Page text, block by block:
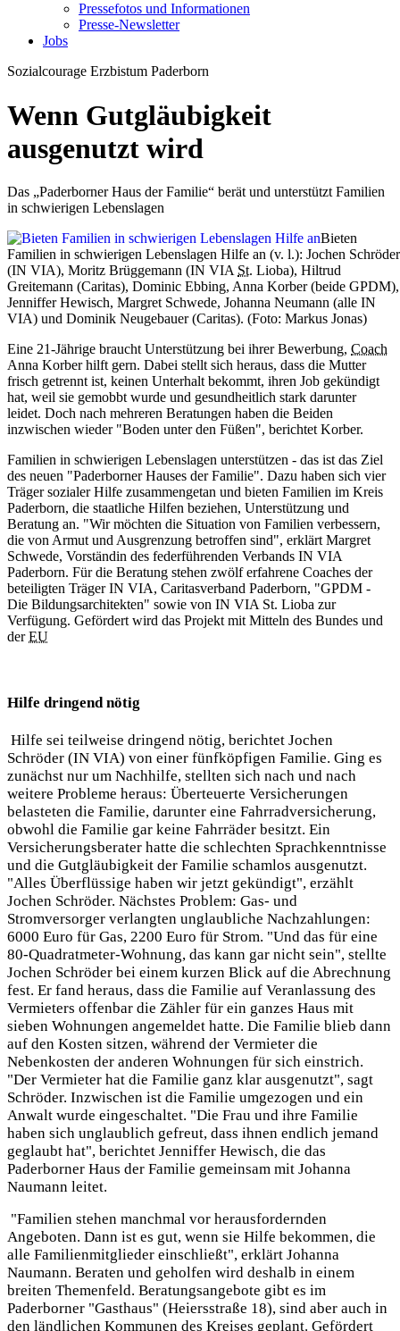
Pressefotos und Informationen
Presse-Newsletter
Jobs
Sozialcourage Erzbistum Paderborn
Wenn Gutgläubigkeit
ausgenutzt wird
Das „Paderborner Haus der Familie“ berät und unterstützt Familien
in schwierigen Lebenslagen
Bieten
Familien in schwierigen Lebenslagen Hilfe an (v. l.): Jochen Schröder
(IN VIA), Moritz Brüggemann (IN VIA St. Lioba), Hiltrud
Greitemann (Caritas), Dominic Ebbing, Anna Korber (beide GPDM),
Jenniffer Hewisch, Margret Schwede, Johanna Neumann (alle IN
VIA) und Dominik Neugebauer (Caritas). (Foto: Markus Jonas)
Eine 21-Jährige braucht Unterstützung bei ihrer Bewerbung, Coach
Anna Korber hilft gern. Dabei stellt sich heraus, dass die Mutter
frisch getrennt ist, keinen Unterhalt bekommt, ihren Job gekündigt
hat, weil sie gemobbt wurde und gesundheitlich stark darunter
leidet. Doch nach mehreren Beratungen haben die Beiden
inzwischen wieder "Boden unter den Füßen", berichtet Korber.
Familien in schwierigen Lebenslagen unterstützen - das ist das Ziel
des neuen "Paderborner Hauses der Familie". Dazu haben sich vier
Träger sozialer Hilfe zusammengetan und bieten Familien im Kreis
Paderborn, die staatliche Hilfen beziehen, Unterstützung und
Beratung an. "Wir möchten die Situation von Familien verbessern,
die von Armut und Ausgrenzung betroffen sind", erklärt Margret
Schwede, Vorständin des federführenden Verbands IN VIA
Paderborn. Für die Beratung stehen zwölf erfahrene Coaches der
beteiligten Träger IN VIA, Caritasverband Paderborn, "GPDM -
Die Bildungsarchitekten" sowie von IN VIA St. Lioba zur
Verfügung. Gefördert wird das Projekt mit Mitteln des Bundes und
derEU
Hilfe dringend nötig
Hilfe sei teilweise dringend nötig, berichtet Jochen
Schröder (IN VIA) von einer fünfköpfigen Familie. Ging es
zunächst nur um Nachhilfe, stellten sich nach und nach
weitere Probleme heraus: Überteuerte Versicherungen
belasteten die Familie, darunter eine Fahrradversicherung,
obwohl die Familie gar keine Fahrräder besitzt. Ein
Versicherungsberater hatte die schlechten Sprachkenntnisse
und die Gutgläubigkeit der Familie schamlos ausgenutzt.
"Alles Überflüssige haben wir jetzt gekündigt", erzählt
Jochen Schröder. Nächstes Problem: Gas- und
Stromversorger verlangten unglaubliche Nachzahlungen:
6000 Euro für Gas, 2200 Euro für Strom. "Und das für eine
80-Quadratmeter-Wohnung, das kann gar nicht sein", stellte
Jochen Schröder bei einem kurzen Blick auf die Abrechnung
fest. Er fand heraus, dass die Familie auf Veranlassung des
Vermieters offenbar die Zähler für ein ganzes Haus mit
sieben Wohnungen angemeldet hatte. Die Familie blieb dann
auf den Kosten sitzen, während der Vermieter die
Nebenkosten der anderen Wohnungen für sich einstrich.
"Der Vermieter hat die Familie ganz klar ausgenutzt", sagt
Schröder. Inzwischen ist die Familie umgezogen und ein
Anwalt wurde eingeschaltet. "Die Frau und ihre Familie
haben sich unglaublich gefreut, dass ihnen endlich jemand
geglaubt hat", berichtet Jenniffer Hewisch, die das
Paderborner Haus der Familie gemeinsam mit Johanna
Naumann leitet.
"Familien stehen manchmal vor herausfordernden
Angeboten. Dann ist es gut, wenn sie Hilfe bekommen, die
alle Familienmitglieder einschließt", erklärt Johanna
Naumann. Beraten und geholfen wird deshalb in einem
breiten Themenfeld. Beratungsangebote gibt es im
Paderborner "Gasthaus" (Heiersstraße 18), sind aber auch in
den ländlichen Kommunen des Kreises geplant. Gefördert